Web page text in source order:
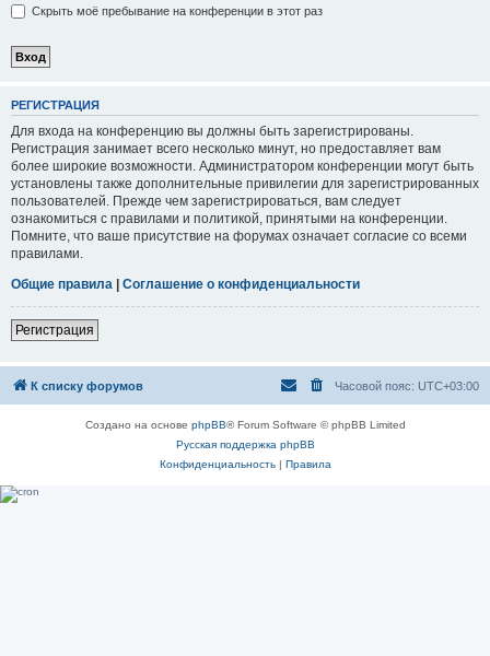
Скрыть моё пребывание на конференции в этот раз
РЕГИСТРАЦИЯ
Для входа на конференцию вы должны быть зарегистрированы.
Регистрация занимает всего несколько минут, но предоставляет вам
более широкие возможности. Администратором конференции могут быть
установлены также дополнительные привилегии для зарегистрированных
пользователей. Прежде чем зарегистрироваться, вам следует
ознакомиться с правилами и политикой, принятыми на конференции.
Помните, что ваше присутствие на форумах означает согласие со всеми
правилами.
Общие правила | Соглашение о конфиденциальности
Регистрация
К списку форумов Часовой пояс: UTC+03:00
Создано на основе phpBB® Forum Software © phpBB Limited
Русская поддержка phpBB
Конфиденциальность| Правила